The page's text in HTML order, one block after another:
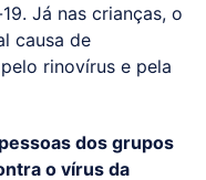
Já nas crianças, o
causa de
rinovírus e pela
dos grupos
o vírus da